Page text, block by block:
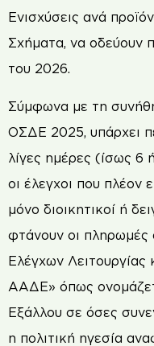
Ενισχύσεις ανά
Σχήματα, να οδεύουν
του 2026.
Σύμφωνα με τη
ΟΣΔΕ 2025, υπάρχει
λίγες ημέρες (ίσως 6
οι έλεγχοι που πλέον
μόνο διοικητικοί ή
φτάνουν οι πληρωμές
Ελέγχων
ΑΑΔΕ» όπως
Εξάλλου σε όσες
η πολιτική ηγεσία